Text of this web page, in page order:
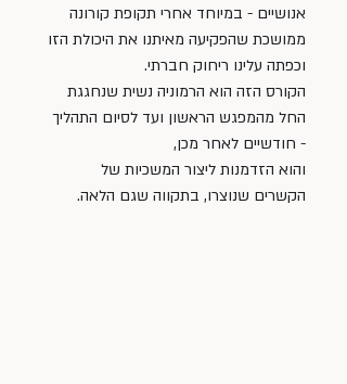
אנושיים - במיוחד אחרי תקופת קורונה
ממושכת שהפקיעה מאיתנו את היכולת הזו
וכפתה עלינו ריחוק חברתי.
הקורס הזה הוא הרמוניה נשית שנחגגת
החל מהמפגש הראשון ועד לסיום התהליך
- חודשיים לאחר מכן,
והוא הזדמנות ליצור המשכיות של
הקשרים שנוצרו, בתקווה שגם הלאה.